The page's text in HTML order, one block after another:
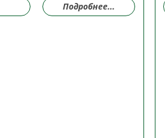
Подробнее...